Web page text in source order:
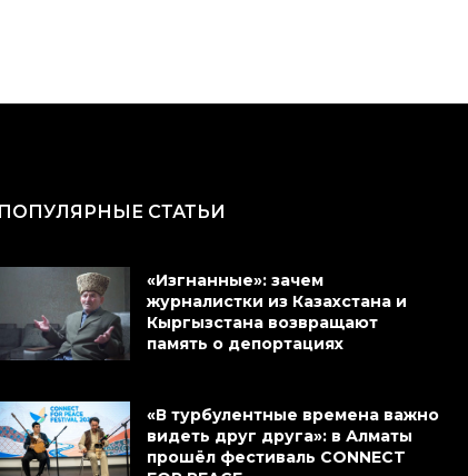
ПОПУЛЯРНЫЕ СТАТЬИ
«Изгнанные»: зачем
журналистки из Казахстана и
Кыргызстана возвращают
память о депортациях
«В турбулентные времена важно
видеть друг друга»: в Алматы
прошёл фестиваль CONNECT